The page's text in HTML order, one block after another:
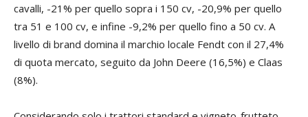
cavalli, -21% per quello sopra i 150 cv, -20,9% per quello
tra 51 e 100 cv, e infine -9,2% per quello fino a 50 cv. A
livello di brand domina il marchio locale Fendt con il 27,4%
di quota mercato, seguito da John Deere (16,5%) e Claas
(8%).